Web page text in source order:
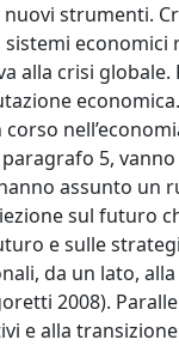
nuovi strumenti.
sistemi
alla crisi
5,
assunto un
sul futuro
e sulle
da un lato,
2008).
e alla